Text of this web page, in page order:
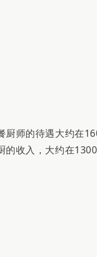
厨师的待遇大约在
的收入，大约在